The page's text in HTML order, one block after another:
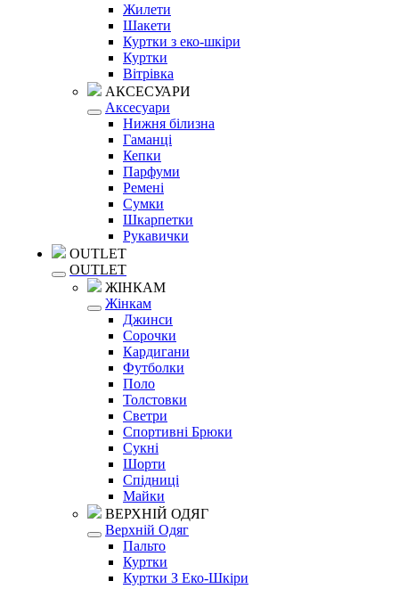
Жилети
Шакети
Куртки з еко-шкіри
Куртки
Вітрівка
АКСЕСУАРИ
Аксесуари
Нижня білизна
Гаманці
Кепки
Парфуми
Ремені
Сумки
Шкарпетки
Рукавички
OUTLET
OUTLET
ЖІНКАМ
Жінкам
Джинси
Сорочки
Кардигани
Футболки
Поло
Толстовки
Светри
Спортивні Брюки
Сукні
Шорти
Спідниці
Майки
ВЕРХНІЙ ОДЯГ
Верхній Одяг
Пальто
Куртки
Куртки З Еко-Шкіри